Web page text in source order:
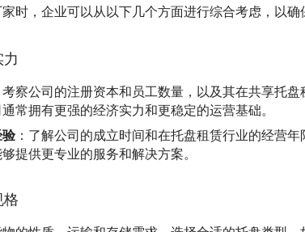
时，企业可以从以下几个方面进行综合考虑，以确
考察公司的注册资本和员工数量，以及其在共享托
常拥有更强的经济实力和更稳定的运营基础。
：了解公司的成立时间和在托盘租赁行业的经营
提供更专业的服务和解决方案。
格